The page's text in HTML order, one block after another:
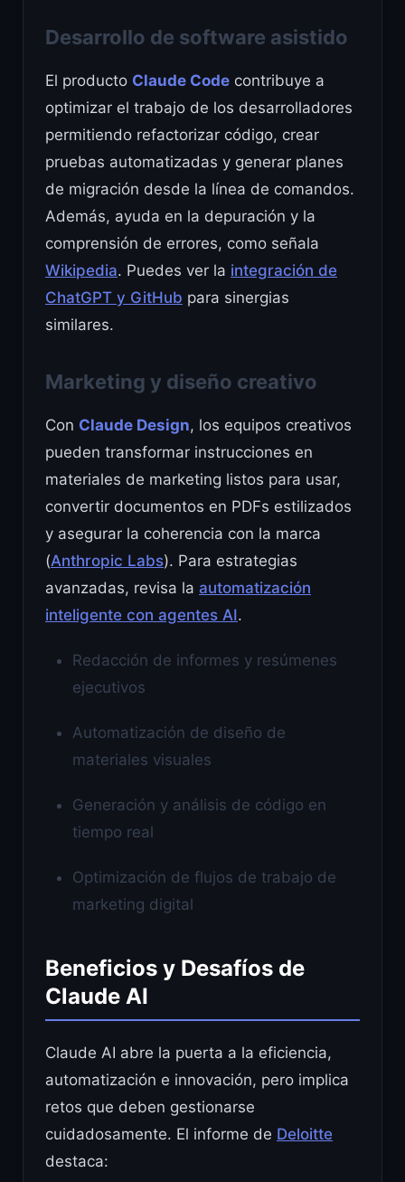
Desarrollo de software asistido
El producto Claude Code contribuye a
optimizar el trabajo de los desarrolladores
permitiendo refactorizar código, crear
pruebas automatizadas y generar planes
de migración desde la línea de comandos.
Además, ayuda en la depuración y la
comprensión de errores, como señala
Wikipedia. Puedes ver la integración de
ChatGPT y GitHub para sinergias
similares.
Marketing y diseño creativo
Con Claude Design, los equipos creativos
pueden transformar instrucciones en
materiales de marketing listos para usar,
convertir documentos en PDFs estilizados
y asegurar la coherencia con la marca
(Anthropic Labs). Para estrategias
avanzadas, revisa la automatización
inteligente con agentes AI.
Redacción de informes y resúmenes
ejecutivos
Automatización de diseño de
materiales visuales
Generación y análisis de código en
tiempo real
Optimización de flujos de trabajo de
marketing digital
Beneficios y Desafíos de
Claude AI
Claude AI abre la puerta a la eficiencia,
automatización e innovación, pero implica
retos que deben gestionarse
cuidadosamente. El informe de Deloitte
destaca: